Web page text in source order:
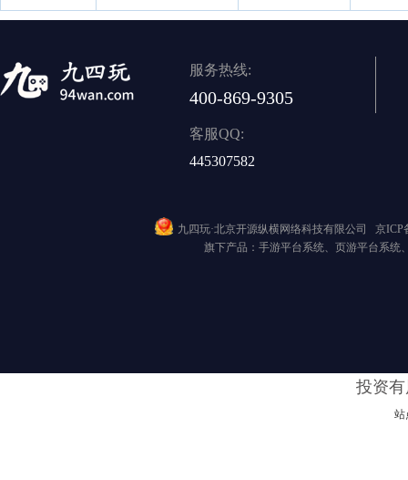
服务热线:
400-869-9305
客服QQ:
445307582
九四玩·北京开源纵横网络科技有限公司京ICP
旗下产品：手游平台系统、页游平台系统
投资
站